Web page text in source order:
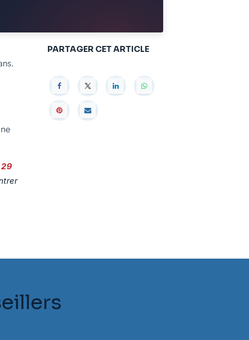
PARTAGER CET ARTICLE